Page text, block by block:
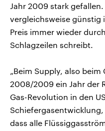
Jahr 2009 stark gefallen.
vergleichsweise günstig
Preis immer wieder
Schlagzeilen schreibt.
„Beim Supply, also
2008/2009 ein Jahr der
Gas-Revolution in den
dass alle